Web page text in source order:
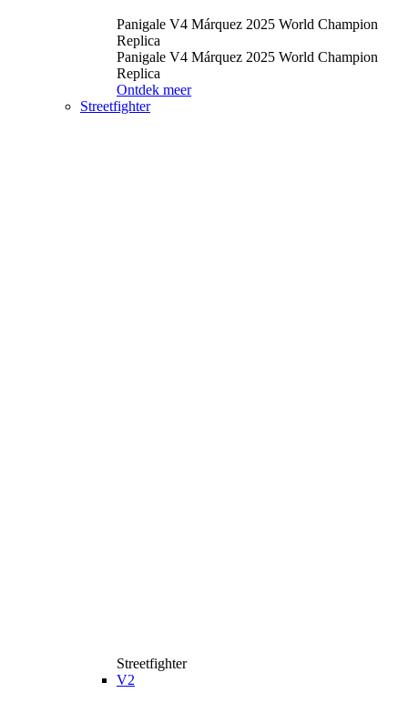
Panigale V4 Márquez 2025 World Champion
Replica
Panigale V4 Márquez 2025 World Champion
Replica
Ontdek meer
Streetfighter
Streetfighter
V2